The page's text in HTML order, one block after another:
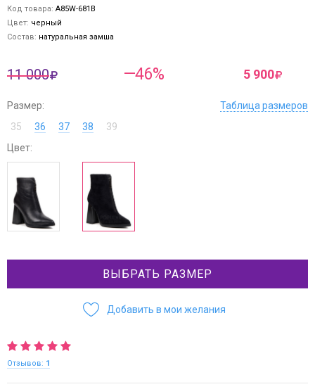
Код товара: A85W-681B
Цвет: черный
Состав: натуральная замша
11 000 —46% 5 900
Размер:
Таблица размеров
35
36 37 38
39
Цвет:
ВЫБРАТЬ РАЗМЕР
Добавить в мои желания
Отзывов: 1